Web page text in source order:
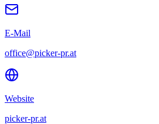
E-Mail
office@picker-pr.at
Website
picker-pr.at